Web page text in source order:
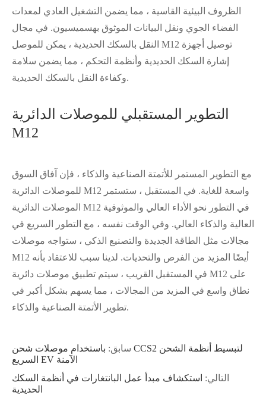
الظروف البيئية القاسية ، مما يضمن التشغيل العادي لمعدات
الفضاء الجوي ونقل البيانات الموثوق بهسميسيون. في مجال
النقل بالسكك الحديدية ، يمكن للموصل M12 توصيل أجهزة
إشارة السكك الحديدية وأنظمة التحكم ، مما يضمن سلامة
وكفاءة النقل بالسكك الحديدية.
التطوير المستقبلي للموصلات الدائرية
M12
مع التطوير المستمر للأتمتة الصناعية والذكاء ، فإن آفاق السوق
للموصلات الدائرية M12 واسعة للغاية. في المستقبل ، ستستمر
الموصلات الدائرية M12 في التطور نحو الأداء العالي والموثوقية
العالية والذكاء العالي. وفي الوقت نفسه ، مع التطور السريع في
مجالات مثل الطاقة الجديدة والتصنيع الذكي ، ستواجه موصلات
M12 أيضًا المزيد من الفرص والتحديات. لدينا سبب للاعتقاد بأنه
في المستقبل القريب ، سيتم تطبيق موصلات دائرية M12 على
نطاق واسع في المزيد من المجالات ، مما يسهم بشكل أكبر في
تطوير الأتمتة الصناعية والذكاء.
سابق: باستخدام موصلات شحن CCS2 لتبسيط أنظمة الشحن
السريع EV الآمنة
التالي: استكشاف مبدأ عمل البانتغارات في أنظمة السكك
الحديدية